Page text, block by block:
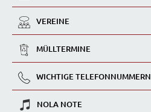
VEREINE
MÜLLTERMINE
WICHTIGE TELEFONNUMMERN
NOLA NOTE